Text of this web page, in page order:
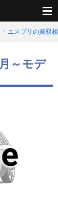
エスプリの買取
～モデ